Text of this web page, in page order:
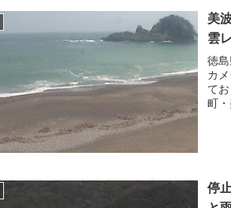
美
雲
徳
カ
て
町
停